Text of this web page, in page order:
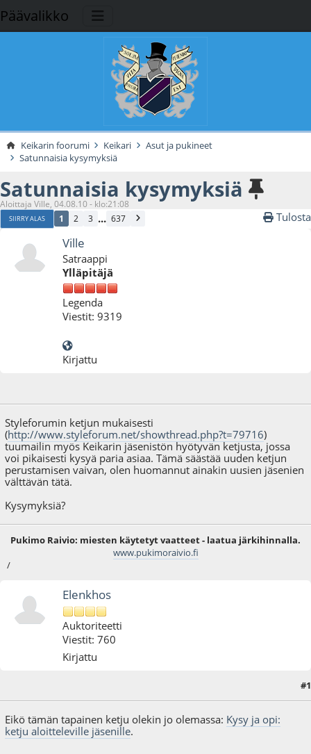
Päävalikko
Keikarin foorumi Keikari
Asut ja pukineet
Satunnaisia kysymyksiä
Satunnaisia kysymyksiä
Aloittaja Ville, 04.08.10 - klo:21:08
SIIRRY ALAS 1 2 3 ... 637 Tulosta
Ville
Satraappi
Ylläpitäjä
Legenda
Viestit: 9319
Kirjattu
Styleforumin ketjun mukaisesti
(http://www.styleforum.net/showthread.php?t=79716)
tuumailin myös Keikarin jäsenistön hyötyvän ketjusta, jossa
voi pikaisesti kysyä paria asiaa. Tämä säästää uuden ketjun
perustamisen vaivan, olen huomannut ainakin uusien jäsenien
välttävän tätä.
Kysymyksiä?
Pukimo Raivio: miesten käytetyt vaatteet - laatua järkihinnalla.
www.pukimoraivio.fi
/
Elenkhos
Auktoriteetti
Viestit: 760
Kirjattu
#1
Eikö tämän tapainen ketju olekin jo olemassa: Kysy ja opi:
ketju aloitteleville jäsenille.